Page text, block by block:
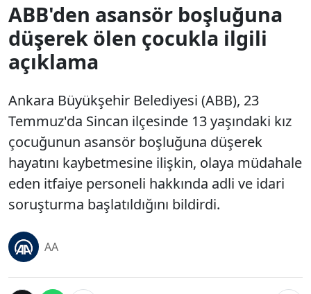
ABB'den asansör boşluğuna
düşerek ölen çocukla ilgili
açıklama
Ankara Büyükşehir Belediyesi (ABB), 23
Temmuz'da Sincan ilçesinde 13 yaşındaki kız
çocuğunun asansör boşluğuna düşerek
hayatını kaybetmesine ilişkin, olaya müdahale
eden itfaiye personeli hakkında adli ve idari
soruşturma başlatıldığını bildirdi.
AA